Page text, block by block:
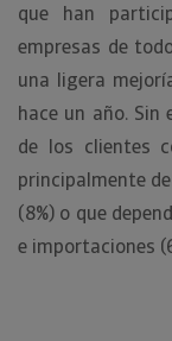
que han
empresas de
una ligera
hace un año. Sin
de los clientes
principalmente
(8%) o que
e importaciones